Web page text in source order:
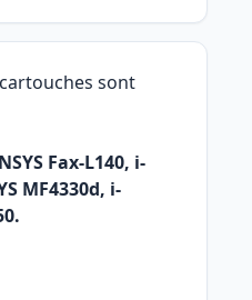
sont
Fax-L140, i-
MF4330d, i-